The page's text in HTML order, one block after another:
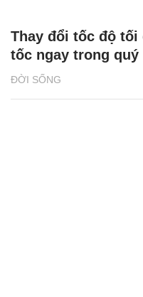
ĐỜI SỐNG
Thay đổi tốc độ tối
tốc ngay trong quý